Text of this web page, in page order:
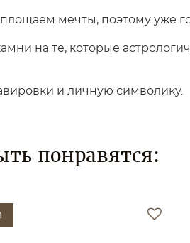
мечты, поэтому уже
на те, которые
и личную символику.
понравятся: